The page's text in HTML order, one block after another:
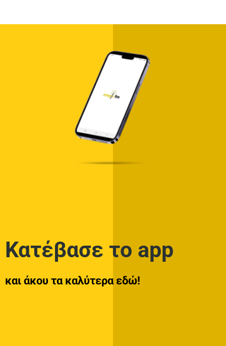
Κατέβασε το app
και άκου τα καλύτερα εδώ!